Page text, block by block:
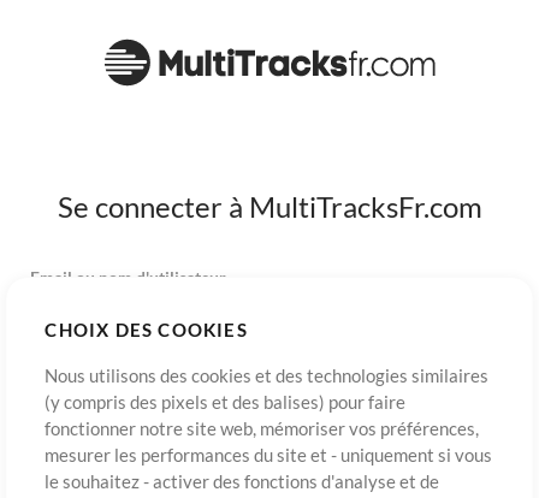
CHOIX DES COOKIES
Nous utilisons des cookies et des technologies similaires
(y compris des pixels et des balises) pour faire
fonctionner notre site web, mémoriser vos préférences,
mesurer les performances du site et - uniquement si vous
le souhaitez - activer des fonctions d'analyse et de
Se connecter à MultiTracksFr.com
Email ou nom d'utilisateur
S’inscrireMot de passe oublié? Connexion